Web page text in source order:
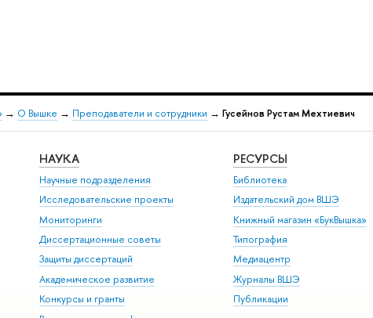
→ О Вышке → Преподаватели и сотрудники → Гусейнов Рустам Мехтиевич
НАУКА
Научные подразделения
Исследовательские проекты
Мониторинги
Диссертационные советы
Защиты диссертаций
Академическое развитие
Конкурсы и гранты
РЕСУРСЫ
Библиотека
Издательский дом ВШЭ
Книжный магазин «БукВышка»
Типография
Медиацентр
Журналы ВШЭ
Публикации